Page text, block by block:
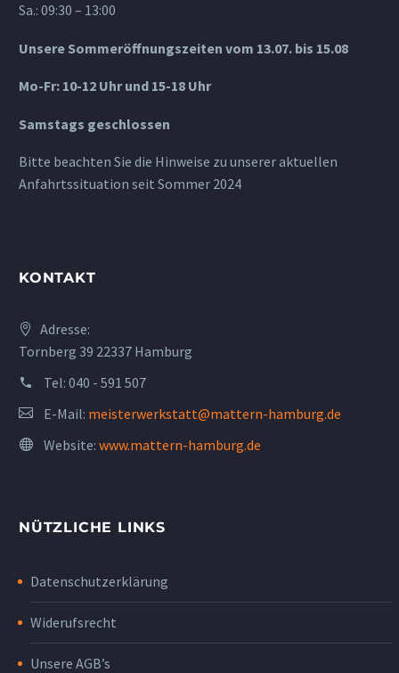
Sa.: 09:30 – 13:00
Unsere Sommeröffnungszeiten vom 13.07. bis 15.08
Mo-Fr: 10-12 Uhr und 15-18 Uhr
Samstags geschlossen
Bitte beachten Sie die Hinweise zu unserer aktuellen
Anfahrtssituation seit Sommer 2024
KONTAKT
Adresse:
Tornberg 39 22337 Hamburg
Tel: 040 - 591 507
E-Mail: meisterwerkstatt@mattern-hamburg.de
Website: www.mattern-hamburg.de
NÜTZLICHE LINKS
Datenschutzerklärung
Widerufsrecht
Unsere AGB’s